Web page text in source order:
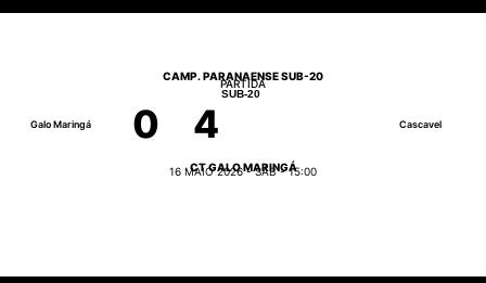
PARTIDA
CAMP. PARANAENSE SUB-20
Galo Maringá 0
SUB-20
4 Cascavel
16 MAIO 2026 - SÁB - 15:00
CT GALO MARINGÁ